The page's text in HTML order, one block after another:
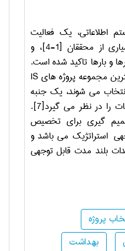
اطلاعاتی، یک فعالیت
کاری مهم است که توسط بسیاری از محققان [1-4]، و
و بارها و بارها تاکید شده است.
مجموعه پروژه های IS
می شوند، یک جنبه
مهم از مدیریت تکنولوژی اطلاعات را در نظر می گیرد[7].
گیری برای تخصیص
استراتژیک می باشد و
بلند مدت قابل توجهی
پروژه
بهداشت